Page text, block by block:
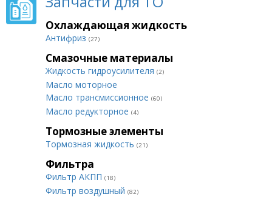
Охлаждающая жидкость
Антифриз (27)
Смазочные материалы
Жидкость гидроусилителя (2)
Масло моторное
Масло трансмиссионное (60)
Масло редукторное (4)
Тормозные элементы
Тормозная жидкость (21)
Фильтра
Фильтр АКПП (18)
Фильтр воздушный (82)